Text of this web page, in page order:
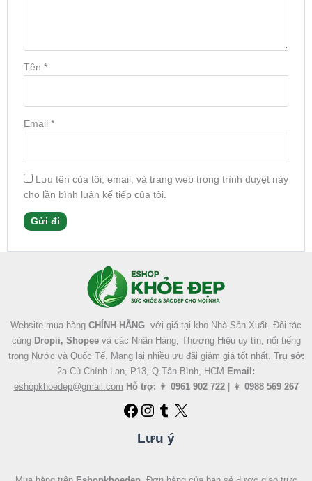
Tên *
Email *
Lưu tên của tôi, email, và trang web trong trình duyệt này
cho lần bình luận kế tiếp của tôi.
Website mua hàng CHÍNH HÃNG với giá tại kho Nhà Sản Xuất. Đối tác
cùng Dropii, Shopeevà các Nhãn Hàng, Thương Hiệu uy tín, nổi tiếng
trong Nước và Quốc Tế. Mang lại nhiều ưu đãi giảm giá tốt nhất. Trụ sở:
2a Cù Chính Lan, P13, Q.Tân Bình, HCM Email:
eshopkhoedep@gmail.com Hỗ trợ: 👨 0961 902 722| 👩 0988 569 267
Lưu ý